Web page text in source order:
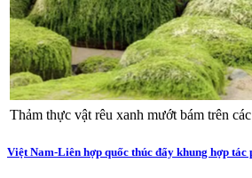
Thảm thực vật rêu xanh mướt bám trên
Việt Nam-Liên hợp quốc thúc đẩy khung hợp